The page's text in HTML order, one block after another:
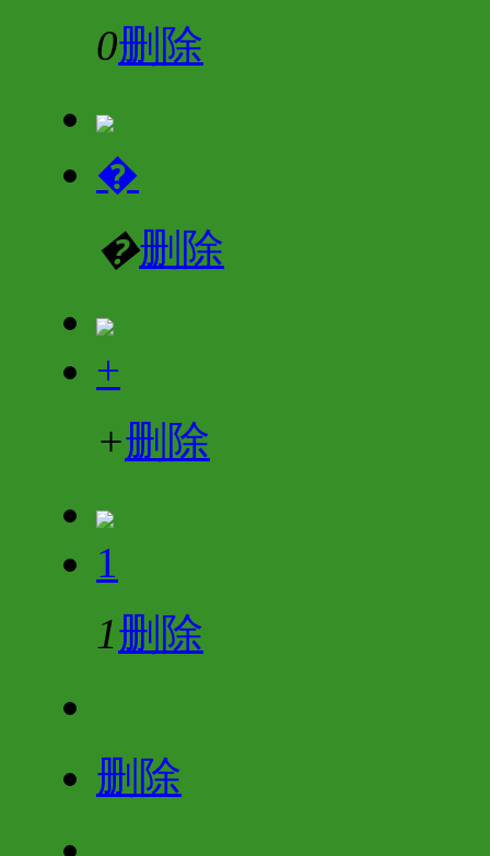
0删除
�
�删除
+
+删除
1
1删除
删除